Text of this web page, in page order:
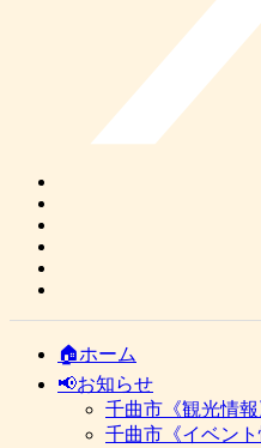
🏠ホーム
📢お知らせ
千曲市《観光情報
千曲市《イベント